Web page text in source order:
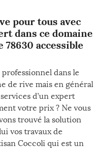
pour tous avec
dans ce domaine
accessible
professionnel dans le
de rive mais en général
d’un expert
votre prix ? Ne vous
trouvé la solution
vos travaux de
Coccoli qui est un